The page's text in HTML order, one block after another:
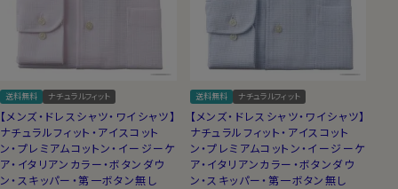
送料無料 ナチュラルフィット
【メンズ・ドレスシャツ・ワイシャツ】
ナチュラルフィット・アイスコット
ン・プレミアムコットン・イージーケ
ア・イタリアンカラー・ボタンダウ
ン・スキッパー・第一ボタン無し
送料無料 ナチュラルフィット
【メンズ・ドレスシャツ・ワイシャツ】
ナチュラルフィット・アイスコット
ン・プレミアムコットン・イージーケ
ア・イタリアンカラー・ボタンダウ
ン・スキッパー・第一ボタン無し